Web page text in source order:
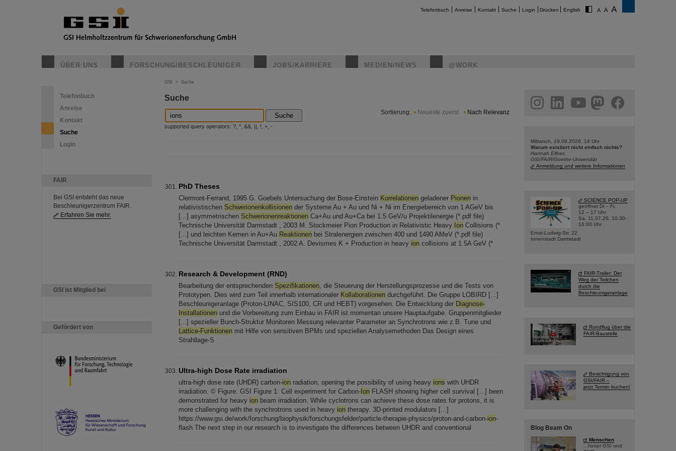
Telefonbuch Anreise Kontakt Suche Login Drucken English
ÜBER UNS FORSCHUNG/BESCHLEUNIGER JOBS/KARRIERE MEDIEN/NEWS @WORK
Telefonbuch
Anreise
Kontakt
Suche
Login
FAIR
Bei GSI entsteht das neue
Beschleunigerzentrum FAIR.
Erfahren Sie mehr.
GSI ist Mitglied bei
Gefördert von
GSI > Suche
Suche
Suche
supported query operators: ?, *, &&, ||, !, +, -
Sortierung: Neueste zuerst Nach Relevanz
PhD Theses
Clermont-Ferrand, 1995 G. Goebels Untersuchung der Bose-Einstein Korrelationen geladener Pionen in
relativistischen Schwerionenkollisionen der Systeme Au + Au und Ni + Ni im Energiebereich von 1 AGeV bis
[...] asymmetrischen Schwerionenreaktionen Ca+Au und Au+Ca bei 1.5 GeV/u Projektilenergie (*.pdf file)
Technische Universität Darmstadt , 2003 M. Stockmeier Pion Production in Relativistic Heavy Ion Collisions (*
[...] und leichten Kernen in Au+Au Reaktionen bei Stralenergien zwischen 400 und 1490 AMeV (*.pdf file)
Technische Universität Darmstadt , 2002 A. Devismes K + Production in heavy ion collisions at 1.5A GeV (*
Research & Development (RND)
Bearbeitung der entsprechenden Spezifikationen, die Steuerung der Herstellungsprozesse und die Tests von
Prototypen. Dies wird zum Teil innerhalb internationaler Kollaborationen durchgeführt. Die Gruppe LOBIRD [...]
Beschleunigeranlage (Proton-LINAC, SIS100, CR und HEBT) vorgesehen. Die Entwicklung der Diagnose-
Installationen und die Vorbereitung zum Einbau in FAIR ist momentan unsere Hauptaufgabe. Gruppenmitglieder
[...] spezieller Bunch-Struktur Monitoren Messung relevanter Parameter an Synchrotrons wie z.B. Tune und
Lattice-Funktionen mit Hilfe von sensitiven BPMs und speziellen Analysemethoden Das Design eines
Strahllage-S
Ultra-high Dose Rate irradiation
ultra-high dose rate (UHDR) carbon-ion radiation, opening the possibility of using heavy ions with UHDR
irradiation. © Figure: GSI Figure 1: Cell experiment for Carbon- Ion FLASH showing higher cell survival [...] been
demonstrated for heavy ion beam irradiation. While cyclotrons can achieve these dose rates for protons, it is
more challenging with the synchrotrons used in heavy ion therapy. 3D-printed modulators [...]
https://www.gsi.de/work/forschung/biophysik/forschungsfelder/particle-therapie-physics/proton-and-carbon-ion-
flash The next step in our research is to investigate the differences between UHDR and conventional
facebook
Mittwoch, 19.08.2026, 14 Uhr
Warum existiert nicht einfach nichts?
Hannah Elfner,
GSI/FAIR/Goethe-Universität
Anmeldung und weitere Informationen
SCIENCE POP-UP
geöffnet Di – Fr,
12 – 17 Uhr
Sa, 11.07.26, 10:30-
16:00 Uhr
Ernst-Ludwig-Str. 22
Innenstadt Darmstadt
FAIR-Trailer: Der
Weg der Teilchen
durch die
Beschleunigeranlage
Rundflug über die
FAIR-Baustelle
Besichtigung von
GSI/FAIR –
jetzt Termin buchen!
Blog Beam On
Menschen
...hinter GSI und